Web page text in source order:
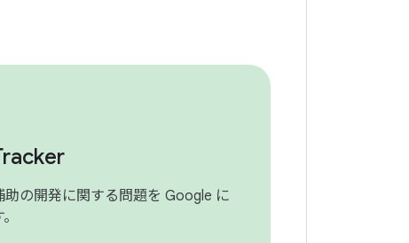
助の開発に関する問題を Google に